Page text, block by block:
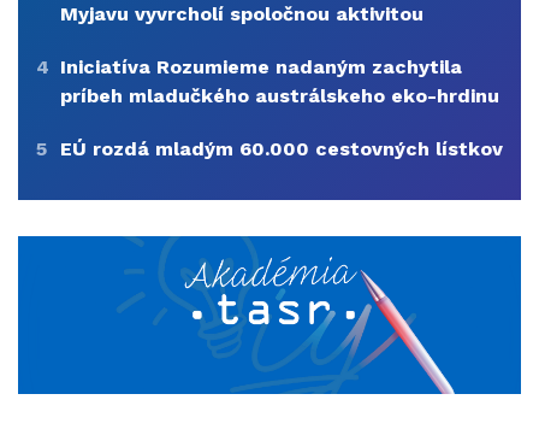
Myjavu vyvrcholí spoločnou aktivitou
4 Iniciatíva Rozumieme nadaným zachytila
príbeh mladučkého austrálskeho eko-hrdinu
5 EÚ rozdá mladým 60.000 cestovných lístkov